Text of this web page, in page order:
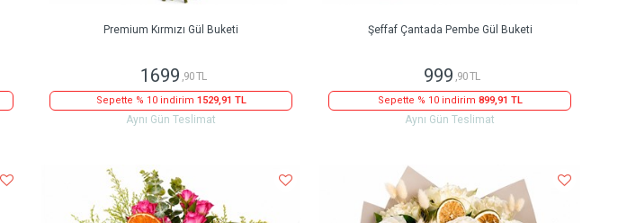
Premium Kırmızı Gül Buketi
1699 ,90 TL
Sepette % 10 indirim 1529,91 TL
Aynı Gün Teslimat
Şeffaf Çantada Pembe Gül Buketi
999 ,90 TL
Sepette % 10 indirim 899,91 TL
Aynı Gün Teslimat